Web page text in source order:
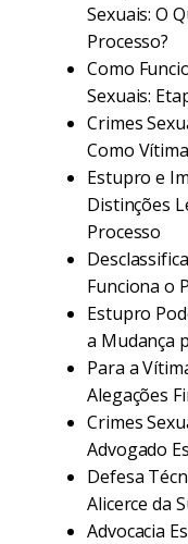
Sexuais: O
Processo?
Como
Sexuais:
Crimes
Como
Estupro e
Distinções
Processo
Funciona o
Estupro
a Mudança
Para a
Alegações
Crimes
Advogado
Defesa
Alicerce da
Advocacia